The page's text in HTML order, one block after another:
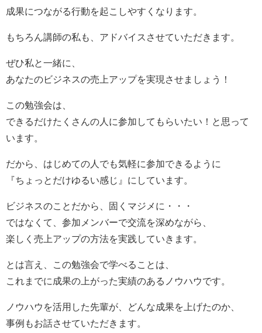
成果につながる行動を起こしやすくなります。
もちろん講師の私も、アドバイスさせていただきます。
ぜひ私と一緒に、
あなたのビジネスの売上アップを実現させましょう！
この勉強会は、
できるだけたくさんの人に参加してもらいたい！と思って
います。
だから、はじめての人でも気軽に参加できるように
『ちょっとだけゆるい感じ』にしています。
ビジネスのことだから、固くマジメに・・・
ではなくて、参加メンバーで交流を深めながら、
楽しく売上アップの方法を実践していきます。
とは言え、この勉強会で学べることは、
これまでに成果の上がった実績のあるノウハウです。
ノウハウを活用した先輩が、どんな成果を上げたのか、
事例もお話させていただきます。